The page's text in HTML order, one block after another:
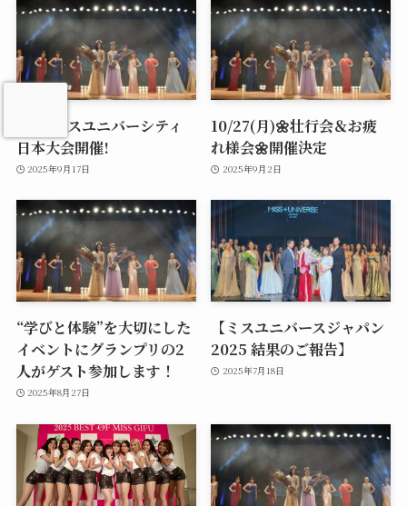
2025ミスユニバーシティ
日本大会開催!
2025年9月17日
10/27(月)🌼壮行会＆お疲
れ様会🌼開催決定
2025年9月2日
“学びと体験”を大切にした
イベントにグランプリの2
人がゲスト参加します！
2025年8月27日
【ミスユニバースジャパン
2025 結果のご報告】
2025年7月18日